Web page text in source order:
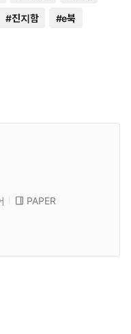
#진지함 #e북
PAPER